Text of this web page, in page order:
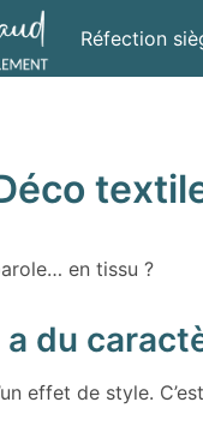
Réfection
en tissu ?
du
effet de style.